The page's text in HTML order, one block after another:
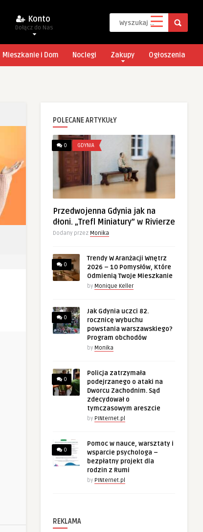
Konto
Dołącz do Nas
Mieszkanie i Dom Noclegi Zakupy Ogłoszenia
POLECANE ARTYKUŁY
0 GDYNIA
Przedwojenna Gdynia jak na
dłoni. „Trefl Miniatury” w Rivierze
Dodany przez Monika
0
Trendy W Aranżacji Wnętrz
2026 – 10 Pomysłów, Które
Odmienią Twoje Mieszkanie
by Monique Keller
0
Jak Gdynia uczci 82.
rocznicę wybuchu
powstania warszawskiego?
Program obchodów
by Monika
0
Policja zatrzymała
podejrzanego o ataki na
Dworcu Zachodnim. Sąd
zdecydował o
tymczasowym areszcie
by PINternet.pl
0
Pomoc w nauce, warsztaty i
wsparcie psychologa –
bezpłatny projekt dla
rodzin z Rumi
by PINternet.pl
REKLAMA